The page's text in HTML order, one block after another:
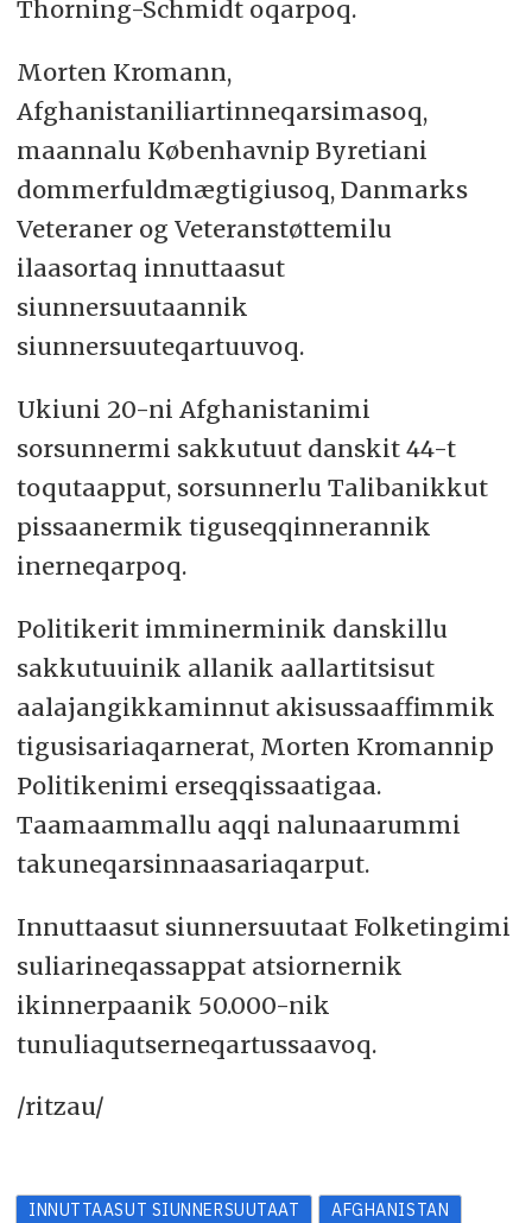
Thorning-Schmidt oqarpoq.
Morten Kromann,
Afghanistaniliartinneqarsimasoq,
maannalu Københavnip Byretiani
dommerfuldmægtigiusoq, Danmarks
Veteraner og Veteranstøttemilu
ilaasortaq innuttaasut
siunnersuutaannik
siunnersuuteqartuuvoq.
Ukiuni 20-ni Afghanistanimi
sorsunnermi sakkutuut danskit 44-t
toqutaapput, sorsunnerlu Talibanikkut
pissaanermik tiguseqqinnerannik
inerneqarpoq.
Politikerit imminerminik danskillu
sakkutuuinik allanik aallartitsisut
aalajangikkaminnut akisussaaffimmik
tigusisariaqarnerat, Morten Kromannip
Politikenimi erseqqissaatigaa.
Taamaammallu aqqi nalunaarummi
takuneqarsinnaasariaqarput.
Innuttaasut siunnersuutaat Folketingimi
suliarineqassappat atsiornernik
ikinnerpaanik 50.000-nik
tunuliaqutserneqartussaavoq.
/ritzau/
INNUTTAASUT SIUNNERSUUTAAT
AFGHANISTAN